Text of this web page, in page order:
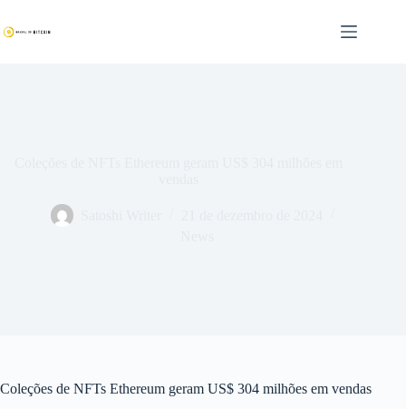
para
o
Coleções de NFTs Ethereum geram US$ 304 milhões em vendas